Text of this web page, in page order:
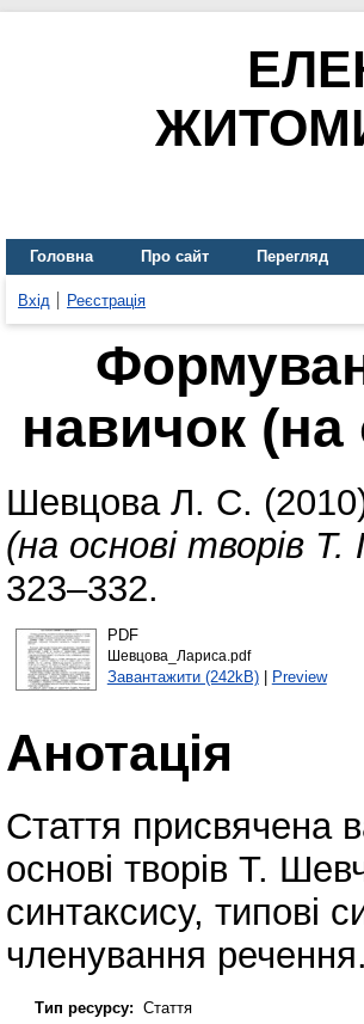
Головна Про сайт Перегляд
Вхід Реєстрація
навичок (на
Шевцова Л. С.
(на основі творів
323–332.
PDF
Шевцова_Лариса.pdf
Завантажити (242kB)| Preview
Анотація
Стаття присвячена
основі творів Т.
синтаксису, типові
членування речення.
Тип ресурсу: Стаття